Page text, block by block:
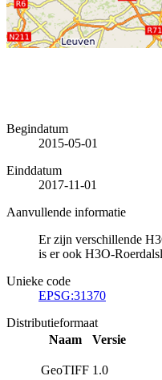
Begindatum
2015-05-01
Einddatum
2017-11-01
Aanvullende informatie
Er zijn verschillende
is er ook H3O-
Unieke code
EPSG:31370
Distributieformaat
Naam
Versie
GeoTIFF 1.0